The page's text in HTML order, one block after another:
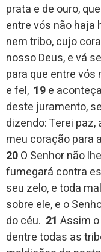
prata e de ouro,
entre vós não haja
nem tribo, cujo
nosso Deus, e vá
para que entre vós
e fel, 19e
deste juramento,
dizendo: Terei
meu coração para
20O Senhor não
fumegará contra
seu zelo, e toda
sobre ele, e o
do céu. 21 Assim
dentre todas as